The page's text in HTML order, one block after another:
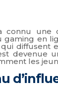
une
en
diffusent
devenue
les